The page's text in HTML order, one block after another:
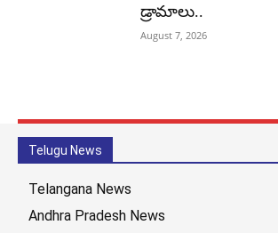
డ్రామాలు..
August 7, 2026
Telugu News
Telangana News
Andhra Pradesh News